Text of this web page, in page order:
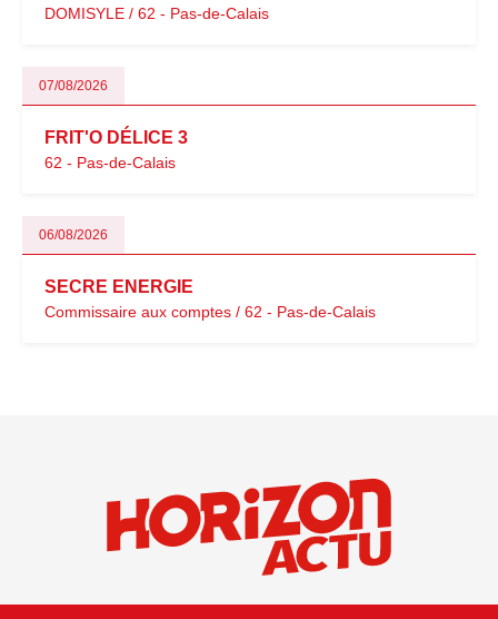
DOMISYLE / 62 - Pas-de-Calais
07/08/2026
FRIT'O DÉLICE 3
62 - Pas-de-Calais
06/08/2026
SECRE ENERGIE
Commissaire aux comptes / 62 - Pas-de-Calais